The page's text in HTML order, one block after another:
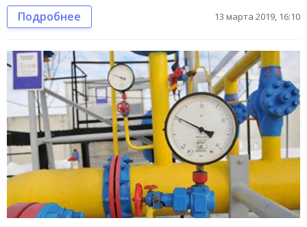
Подробнее 13 марта 2019, 16:10